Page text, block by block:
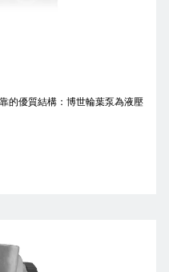
的優質結構：博世輪葉泵為液壓